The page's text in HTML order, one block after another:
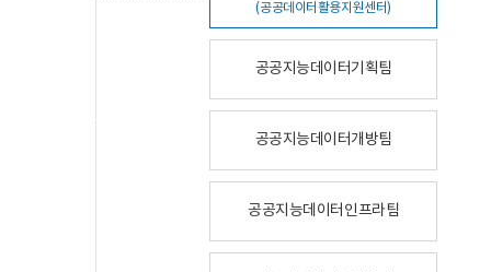
(공공데이터활용지원센터)
공공지능데이터기획팀
공공지능데이터개방팀
공공지능데이터인프라팀